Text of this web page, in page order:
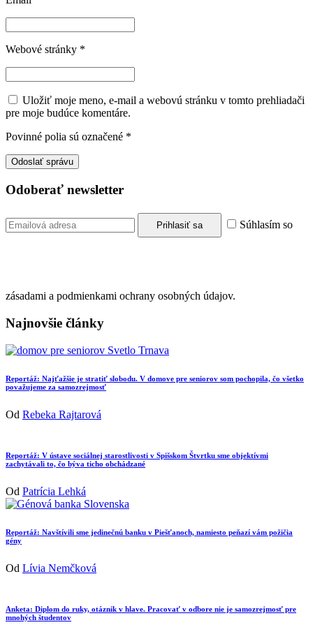
Webové stránky *
Uložiť moje meno, e-mail a webovú stránku v tomto prehliadači
pre moje budúce komentáre.
Povinné polia sú označené *
Odoberať newsletter
Súhlasím so
zásadami a podmienkami ochrany osobných údajov.
Najnovšie články
Reportáž: Najťažšie je stratiť slobodu. V domove pre seniorov som pochopila, čo všetko
považujeme za samozrejmosť
Od Rebeka Rajtarová
Reportáž: V ústave sociálnej starostlivosti v Spišskom Štvrtku sme objektívmi
zachytávali to, čo býva ticho obchádzané
Od Patrícia Lehká
Reportáž: Navštívili sme jedinečnú banku v Piešťanoch, namiesto peňazí vám požičia
gény
Od Lívia Nemčková
Anketa: Diplom do ruky, otáznik v hlave. Pracovať v odbore nie je samozrejmosť pre
mnohých študentov